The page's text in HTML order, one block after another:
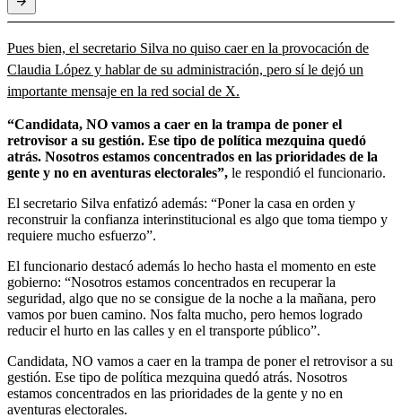
Pues bien, el secretario Silva no quiso caer en la provocación de
Claudia López y hablar de su administración, pero sí le dejó un
importante mensaje en la red social de X.
“Candidata, NO vamos a caer en la trampa de poner el
retrovisor a su gestión. Ese tipo de política mezquina quedó
atrás. Nosotros estamos concentrados en las prioridades de la
gente y no en aventuras electorales”, le respondió el funcionario.
El secretario Silva enfatizó además: “Poner la casa en orden y
reconstruir la confianza interinstitucional es algo que toma tiempo y
requiere mucho esfuerzo”.
El funcionario destacó además lo hecho hasta el momento en este
gobierno: “Nosotros estamos concentrados en recuperar la
seguridad, algo que no se consigue de la noche a la mañana, pero
vamos por buen camino. Nos falta mucho, pero hemos logrado
reducir el hurto en las calles y en el transporte público”.
Candidata, NO vamos a caer en la trampa de poner el retrovisor a su
gestión. Ese tipo de política mezquina quedó atrás. Nosotros
estamos concentrados en las prioridades de la gente y no en
aventuras electorales.